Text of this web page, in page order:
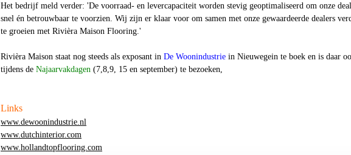
Het bedrijf meld verder: 'De voorraad- en levercapaciteit worden stevig geoptimaliseerd om onze
snel én betrouwbaar te voorzien. Wij zijn er klaar voor om samen met onze gewaardeerde dealers
te groeien met Rivièra Maison Flooring.'
Rivièra Maison staat nog steeds als exposant in De Woonindustrie in Nieuwegein te boek en is daar
tijdens de Najaarvakdagen (7,8,9, 15 en september) te bezoeken,
Links
www.dewoonindustrie.nl
www.dutchinterior.com
www.hollandtopflooring.com